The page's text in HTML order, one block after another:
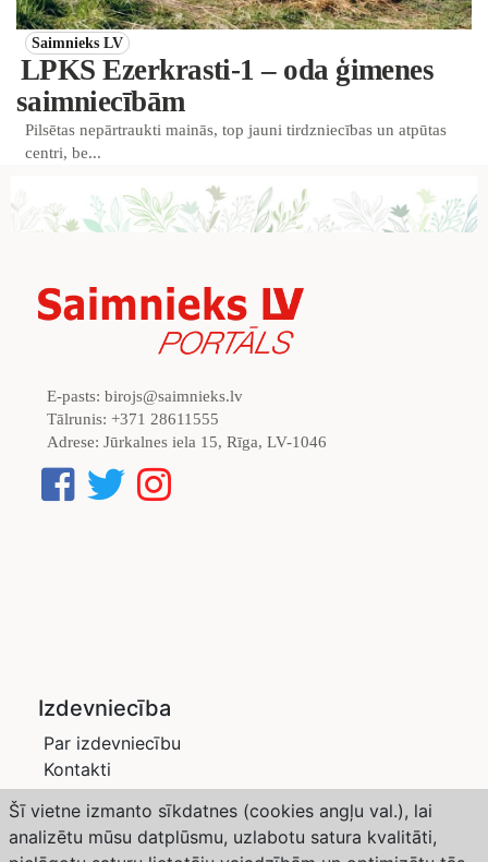
Saimnieks LV
LPKS Ezerkrasti-1 – oda ģimenes
saimniecībām
Pilsētas nepārtraukti mainās, top jauni tirdzniecības un atpūtas
centri, be...
E-pasts: birojs@saimnieks.lv
Tālrunis: +371 28611555
Adrese: Jūrkalnes iela 15, Rīga, LV-1046
Izdevniecība
Par izdevniecību
Kontakti
Privātuma politika
Žurnāli
Saimnieks LV
Šī vietne izmanto sīkdatnes (cookies angļu val.), lai
analizētu mūsu datplūsmu, uzlabotu satura kvalitāti,